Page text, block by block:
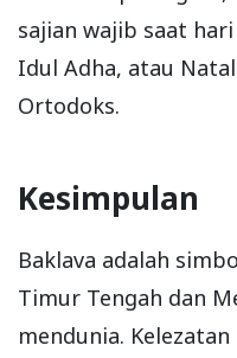
sajian wajib saat
Idul Adha, atau
Ortodoks.
Kesimpulan
Baklava adalah
Timur Tengah dan
mendunia.